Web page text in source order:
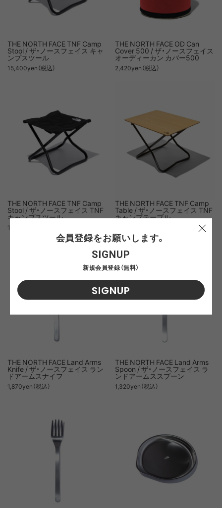
THE NORTH FACE TNF Camp
Stool / ザ・ノースフェイス キャ
ンプスツール
15,400yen（税込）
THE NORTH FACE OD Can
Cover 500 / ザ・ノースフェイス
オーディーカン カバー500
2,420yen（税込）
THE NORTH FACE TNF Camp
Stool / ザ・ノースフェイス TNF
キャンプスツール
11,000yen（税込）
THE NORTH FACE TNF Camp
Table / ザ・ノースフェイス TNF
キャンプテーブル
THE NORTH FACE Land Arms
Knife / ザ・ノースフェイス ラン
ドアームスナイフ
1,870yen（税込）
THE NORTH FACE Land Arms
Spoon / ザ・ノースフェイス ラ
ンドアームススプーン
1,320yen（税込）
会員登録をお願いします。
SIGNUP
新規会員登録（無料）
SIGNUP